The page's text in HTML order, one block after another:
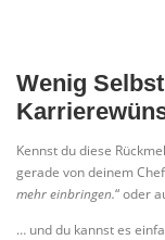
Wenig
Kennst du diese
gerade von deinem
mehr einbringen.“ oder
… und du kannst es